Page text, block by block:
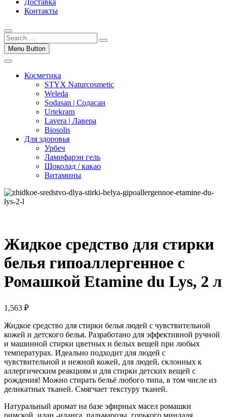
Доставка
Контакты
Menu Button
Косметика
STYX Naturcosmetic
Weleda
Sodasan | Содасан
Urtekram
Lavera | Лавера
Biosolis
Для здоровья
Урбеч
Ламифарэн гель
Шоколад / какао
Витамины
Жидкое средство для стирки
белья гипоаллергенное с
Ромашкой Etamine du Lys, 2 л
1,563 ₽
Жидкое средство для стирки белья людей с чувствительной
кожей и детского белья. Разработано для эффективной ручной
и машинной стирки цветных и белых вещей при любых
температурах. Идеально подходит для людей с
чувствительной и нежной кожей, для людей, склонных к
аллергическим реакциям и для стирки детских вещей с
рождения! Можно стирать бельё любого типа, в том числе из
деликатных тканей. Смягчает текстуру тканей.
Натуральный аромат на базе эфирных масел ромашки
римской, илан -иланга, пальмарозы, горького миндаля,